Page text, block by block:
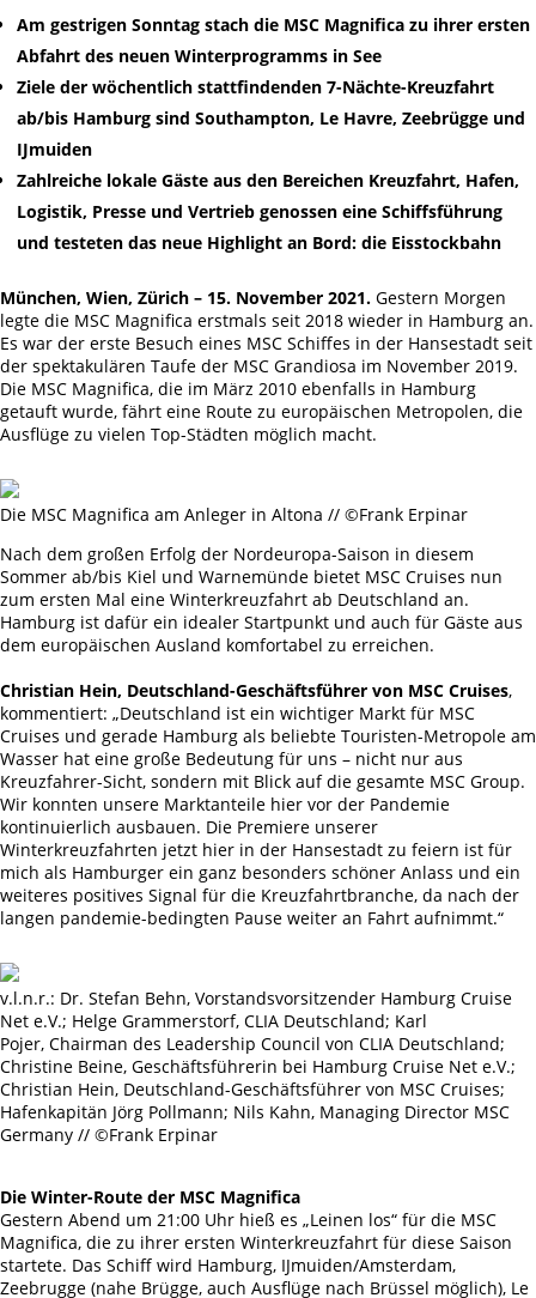
Am gestrigen Sonntag stach die MSC Magnifica zu ihrer ersten
Abfahrt des neuen Winterprogramms in See
Ziele der wöchentlich stattfindenden 7-Nächte-Kreuzfahrt
ab/bis Hamburg sind Southampton, Le Havre, Zeebrügge und
IJmuiden
Zahlreiche lokale Gäste aus den Bereichen Kreuzfahrt, Hafen,
Logistik, Presse und Vertrieb genossen eine Schiffsführung
und testeten das neue Highlight an Bord: die Eisstockbahn
München, Wien, Zürich – 15. November 2021. Gestern Morgen
legte die MSC Magnifica erstmals seit 2018 wieder in Hamburg an.
Es war der erste Besuch eines MSC Schiffes in der Hansestadt seit
der spektakulären Taufe der MSC Grandiosa im November 2019.
Die MSC Magnifica, die im März 2010 ebenfalls in Hamburg
getauft wurde, fährt eine Route zu europäischen Metropolen, die
Ausflüge zu vielen Top-Städten möglich macht.
Die MSC Magnifica am Anleger in Altona // ©Frank Erpinar
Nach dem großen Erfolg der Nordeuropa-Saison in diesem
Sommer ab/bis Kiel und Warnemünde bietet MSC Cruises nun
zum ersten Mal eine Winterkreuzfahrt ab Deutschland an.
Hamburg ist dafür ein idealer Startpunkt und auch für Gäste aus
dem europäischen Ausland komfortabel zu erreichen.
Christian Hein, Deutschland-Geschäftsführer von MSC Cruises,
kommentiert: „Deutschland ist ein wichtiger Markt für MSC
Cruises und gerade Hamburg als beliebte Touristen-Metropole am
Wasser hat eine große Bedeutung für uns – nicht nur aus
Kreuzfahrer-Sicht, sondern mit Blick auf die gesamte MSC Group.
Wir konnten unsere Marktanteile hier vor der Pandemie
kontinuierlich ausbauen. Die Premiere unserer
Winterkreuzfahrten jetzt hier in der Hansestadt zu feiern ist für
mich als Hamburger ein ganz besonders schöner Anlass und ein
weiteres positives Signal für die Kreuzfahrtbranche, da nach der
langen pandemie-bedingten Pause weiter an Fahrt aufnimmt.“
v.l.n.r.: Dr. Stefan Behn, Vorstandsvorsitzender Hamburg Cruise
Net e.V.; Helge Grammerstorf, CLIA Deutschland; Karl
Pojer, Chairman des Leadership Council von CLIA Deutschland;
Christine Beine, Geschäftsführerin bei Hamburg Cruise Net e.V.;
Christian Hein, Deutschland-Geschäftsführer von MSC Cruises;
Hafenkapitän Jörg Pollmann; Nils Kahn, Managing Director MSC
Germany // ©Frank Erpinar
Die Winter-Route der MSC Magnifica
Gestern Abend um 21:00 Uhr hieß es „Leinen los“ für die MSC
Magnifica, die zu ihrer ersten Winterkreuzfahrt für diese Saison
startete. Das Schiff wird Hamburg, IJmuiden/Amsterdam,
Zeebrugge (nahe Brügge, auch Ausflüge nach Brüssel möglich), Le